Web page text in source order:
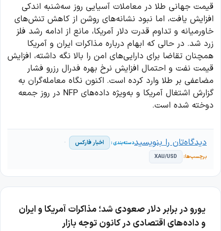
قیمت جهانی طلا در معاملات آسیایی روز سه‌شنبه اندکی
افزایش یافت، اما نبود نشانه‌های روشن از کاهش تنش‌های
خاورمیانه و تداوم قدرت دلار آمریکا، مانع از ادامه رشد فلز
زرد شد. در حالی که ابهام درباره مذاکرات ایران و آمریکا
همچنان تقاضا برای دارایی‌های امن را بالا نگه داشته، افزایش
قیمت نفت و احتمال افزایش نرخ بهره فدرال رزرو فشار
مضاعفی بر طلا وارد کرده است. اکنون نگاه معامله‌گران به
گزارش اشتغال آمریکا و به‌ویژه داده‌های NFP در روز جمعه
دوخته شده است.
اخبار فارکس
XAU/USD
دیدگاه‌تان را بنویسید
یورو در برابر دلار صعودی شد؛ مذاکرات آمریکا و ایران
و داده‌های اقتصادی در کانون توجه بازار